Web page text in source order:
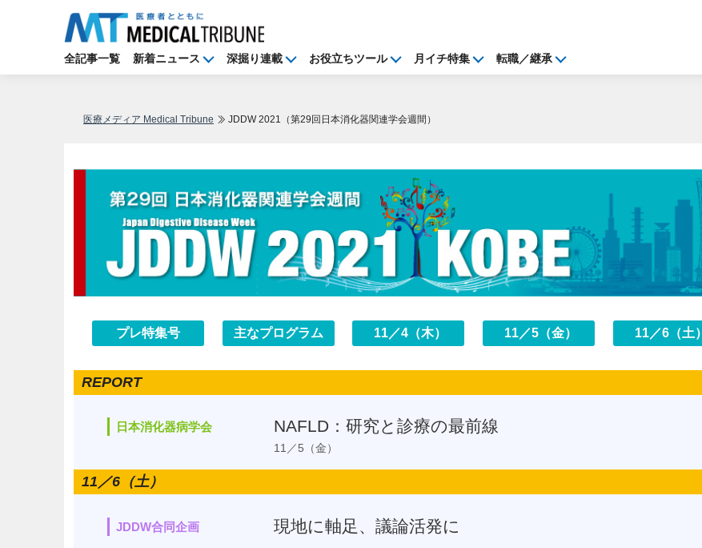
全記事一覧 新着ニュース 深掘り連載 お役立ちツール 月イチ特集 転職／継承
医療メディア Medical Tribune JDDW 2021（第29回日本消化器関連学会週間）
プレ特集号 主なプログラム 11／4（木） 11／5（金） 11／6（土）
REPORT
日本消化器病学会 NAFLD：研究と診療の最前線
11／5（金）
11／6（土）
JDDW合同企画 現地に軸足、議論活発に